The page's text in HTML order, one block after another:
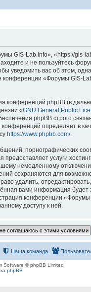
GIS-Lab.info», «https://gis-
и не пользуйтесь
уведомить вас об этом,
конференции «Форумы GIS-
конференций phpBB (в
«GNU General Public
phpBB строго
определяет в
https://www.phpbb.com/.
порнографических
услуги
немедленному
сохраняются для
удалить,
вами информация будет
конференции
доступу к ней.
Наша команда
Software © phpBB Limited
phpBB